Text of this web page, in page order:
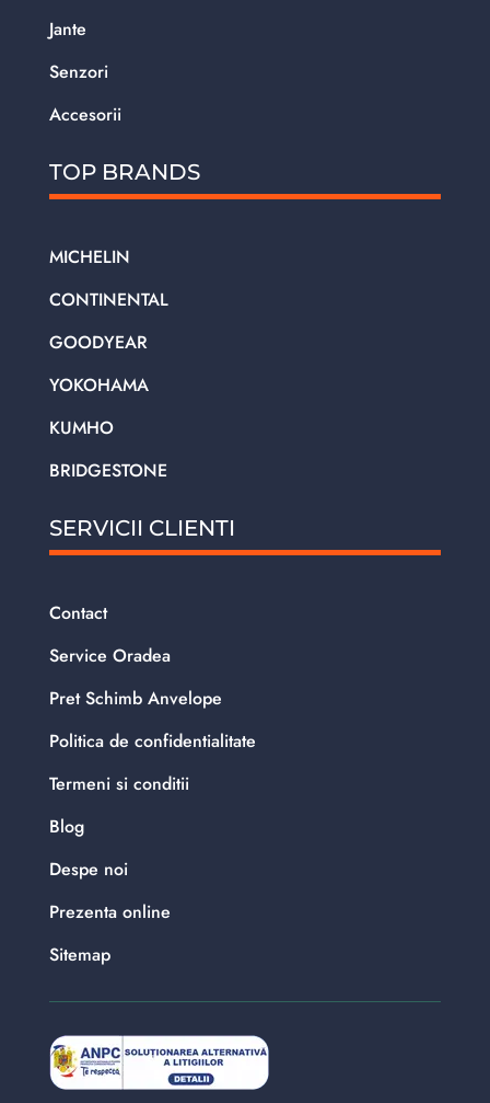
Jante
Senzori
Accesorii
TOP BRANDS
MICHELIN
CONTINENTAL
GOODYEAR
YOKOHAMA
KUMHO
BRIDGESTONE
SERVICII CLIENTI
Contact
Service Oradea
Pret Schimb Anvelope
Politica de confidentialitate
Termeni si conditii
Blog
Despe noi
Prezenta online
Sitemap